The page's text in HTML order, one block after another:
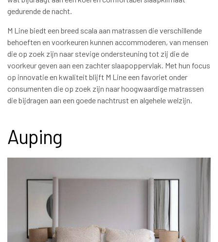
gedurende de nacht.
M Line biedt een breed scala aan matrassen die verschillende
behoeften en voorkeuren kunnen accommoderen, van mensen
die op zoek zijn naar stevige ondersteuning tot zij die de
voorkeur geven aan een zachter slaapoppervlak. Met hun focus
op innovatie en kwaliteit blijft M Line een favoriet onder
consumenten die op zoek zijn naar hoogwaardige matrassen
die bijdragen aan een goede nachtrust en algehele welzijn.
Auping